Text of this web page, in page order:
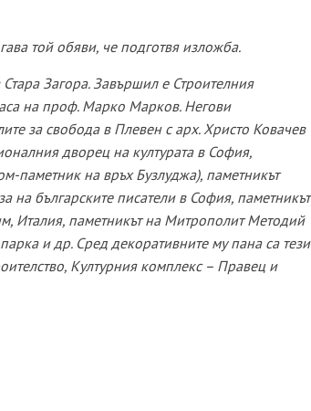
той обяви, че подготвя изложба.
Загора. Завършил е Строителния
на проф. Марко Марков. Негови
за свобода в Плевен с арх. Христо Ковачев
дворец на културата в София,
паметник на връх Бузлуджа), паметникът
на българските писатели в София, паметникът
Италия, паметникът на Митрополит Методий
и др. Сред декоративните му пана са тези
Културния комплекс – Правец и